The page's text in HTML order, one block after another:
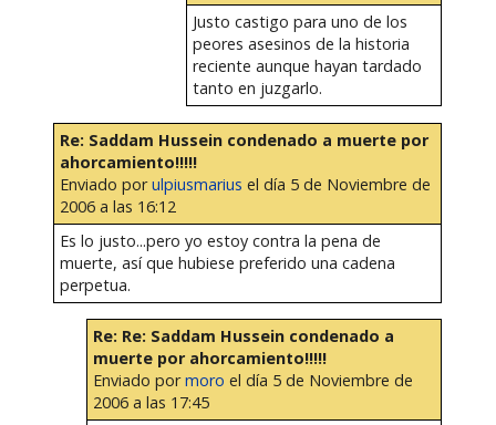
Justo castigo para uno de los
peores asesinos de la historia
reciente aunque hayan tardado
tanto en juzgarlo.
Re: Saddam Hussein condenado a muerte por
ahorcamiento!!!!!
Enviado porulpiusmarius el día 5 de Noviembre de
2006 a las 16:12
Es lo justo...pero yo estoy contra la pena de
muerte, así que hubiese preferido una cadena
perpetua.
Re: Re: Saddam Hussein condenado a
muerte por ahorcamiento!!!!!
Enviado pormoro el día 5 de Noviembre de
2006 a las 17:45